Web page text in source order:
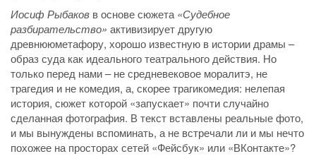
Иосиф Рыбаков в основе сюжета «Судебное
разбирательство» активизирует другую
древнююметафору, хорошо известную в истории драмы –
образ суда как идеального театрального действия. Но
только перед нами – не средневековое моралитэ, не
трагедия и не комедия, а, скорее трагикомедия: нелепая
история, сюжет которой «запускает» почти случайно
сделанная фотография. В текст вставлены реальные фото,
и мы вынуждены вспоминать, а не встречали ли и мы нечто
похожее на просторах сетей «Фейсбук» или «ВКонтакте»?